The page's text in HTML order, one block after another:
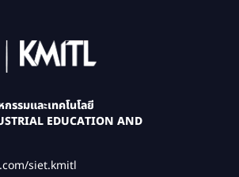
รรมและเทคโนโลยี
EDUCATION AND
siet.kmitl